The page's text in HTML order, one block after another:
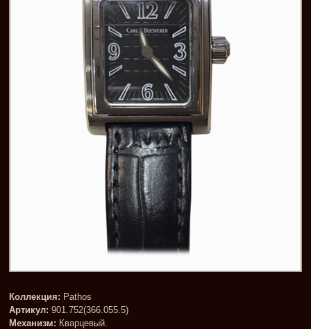
Коллекция: Pathos
Артикул: 901.752(366.055.5)
Механизм: Кварцевый.